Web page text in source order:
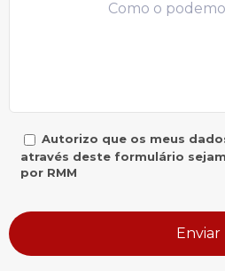
Autorizo que os meus
através deste formulário
por RMM